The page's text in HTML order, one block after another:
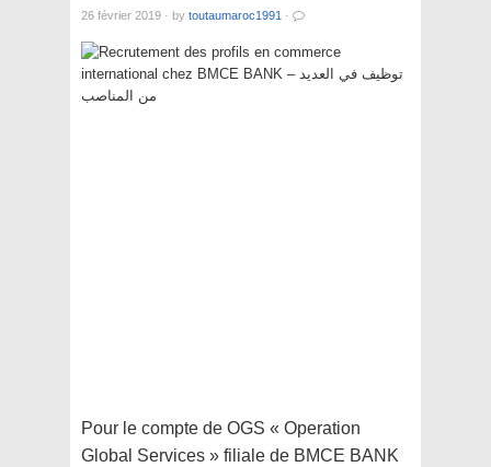
26 février 2019 · by toutaumaroc1991 ·
Pour le compte de OGS « Operation
Global Services » filiale de BMCE BANK